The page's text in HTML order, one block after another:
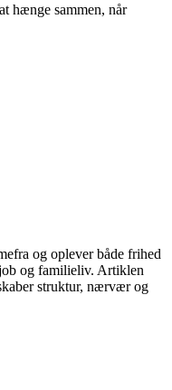
hænge sammen, når
og oplever både frihed
og familieliv. Artiklen
struktur, nærvær og